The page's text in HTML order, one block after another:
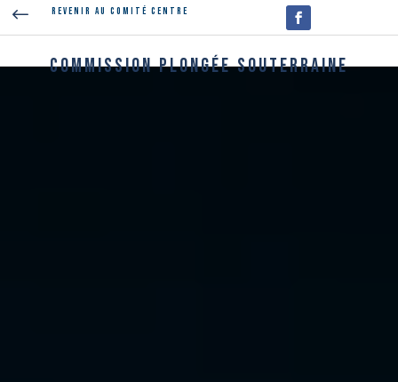
# Revenir au Comité Centre
Commission Plongée Souterraine